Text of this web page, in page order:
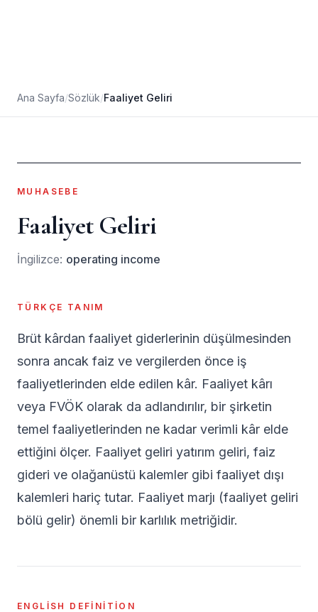
Ana Sayfa/Sözlük/Faaliyet Geliri
MUHASEBE
Faaliyet Geliri
İngilizce: operating income
TÜRKÇE TANIM
Brüt kârdan faaliyet giderlerinin düşülmesinden
sonra ancak faiz ve vergilerden önce iş
faaliyetlerinden elde edilen kâr. Faaliyet kârı
veya FVÖK olarak da adlandırılır, bir şirketin
temel faaliyetlerinden ne kadar verimli kâr elde
ettiğini ölçer. Faaliyet geliri yatırım geliri, faiz
gideri ve olağanüstü kalemler gibi faaliyet dışı
kalemleri hariç tutar. Faaliyet marjı (faaliyet geliri
bölü gelir) önemli bir karlılık metriğidir.
ENGLISH DEFINITION